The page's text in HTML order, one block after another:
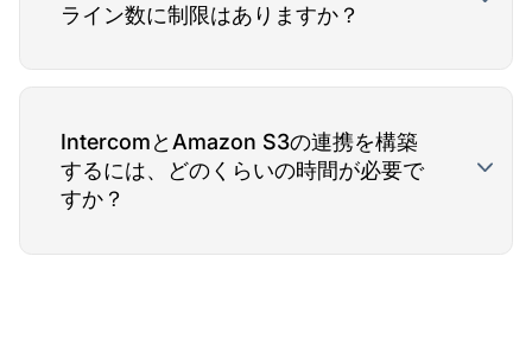
ライン数に制限はありますか？
IntercomとAmazon S3の連携を構築
するには、どのくらいの時間が必要で
すか？